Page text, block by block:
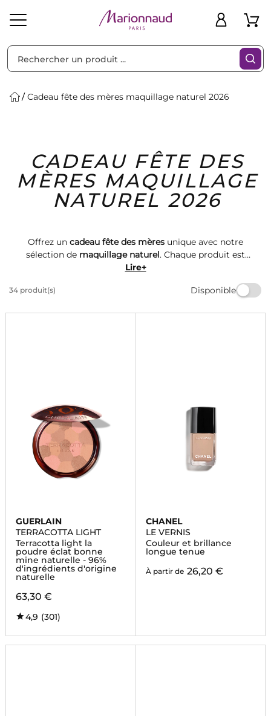
Solaire Homme Marques Idées
Cadeaux
Bons
Plans
Cadeau fête des mères maquillage naturel 2026
CADEAU FÊTE DES
MÈRES MAQUILLAGE
NATUREL 2026
Offrez un cadeau fête des mères unique avec notre
sélection de maquillage naturel. Chaque produit est
conçu pour sublimer la beauté tout en respectant la
beauté saine. Un choix élégant et pratique pour faire
Lire+
34 produit(s) Disponible
Filtres
GUERLAIN
TERRACOTTA LIGHT
Terracotta light la
poudre éclat bonne
mine naturelle - 96%
d'ingrédients d'origine
naturelle
63,30 €
4,9 (301)
CHANEL
LE VERNIS
Couleur et brillance
longue tenue
À partir de 26,20 €